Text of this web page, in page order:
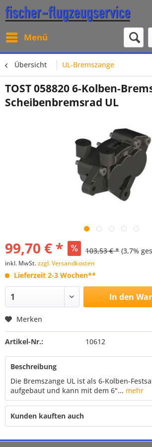
Menü
Übersicht UL-Bremszange
TOST 058820 6-Kolben-
Scheibenbremsrad UL
99,70 € * 103,53 € * (3,7%
inkl. MwSt.zzgl. Versandkosten
Lieferzeit 2-3 Wochen**
In den
Merken
Artikel-Nr.: 10612
Beschreibung
Die Bremszange UL ist als 6-Kolben-
aufgebaut und kann mit dem 6"... mehr
Kunden kauften auch